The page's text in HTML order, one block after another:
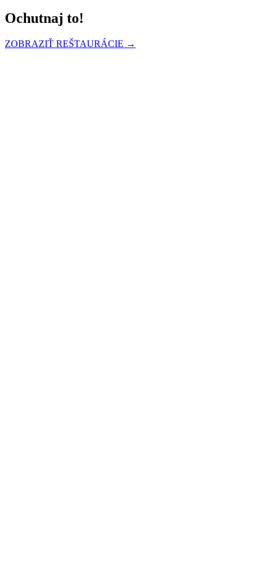
Ochutnaj to!
ZOBRAZIŤ REŠTAURÁCIE →